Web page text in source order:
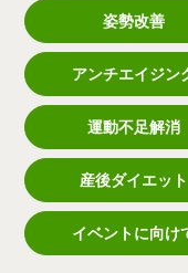
姿勢改善
アンチエイジン
運動不足解消
産後ダイエット
イベントに向け